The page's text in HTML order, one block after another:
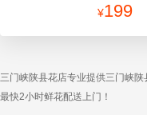
¥199
三门峡陕县花店专业提供三门峡
最快2小时鲜花配送上门！